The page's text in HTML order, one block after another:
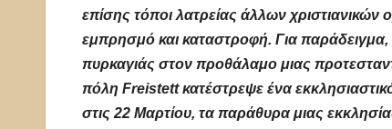
επίσης τόποι λατρείας άλλων
εμπρησμό και καταστροφή. Για παράδειγμα,
πυρκαγιάς στον προθάλαμο μιας
πόλη Freistett κατέστρεψε ένα
στις 22 Μαρτίου, τα παράθυρα μιας